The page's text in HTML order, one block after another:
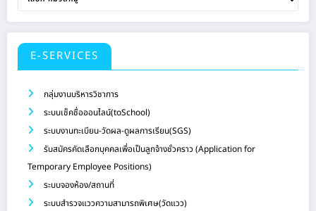
E-SERVICES
กลุ่มงานบริหารวิชาการ
ระบบเช็คชื่อออนไลน์(toSchool)
ระบบงานทะเบียน-วัดผล-ดูผลการเรียน(SGS)
รับสมัครคัดเลือกบุคคลเพื่อเป็นลูกจ้างชั่วคราว (Application for
Temporary Employee Positions)
ระบบจองห้อง/สถานที่
ระบบสำรวจแววความสามารถพิเศษ(วัดแวว)